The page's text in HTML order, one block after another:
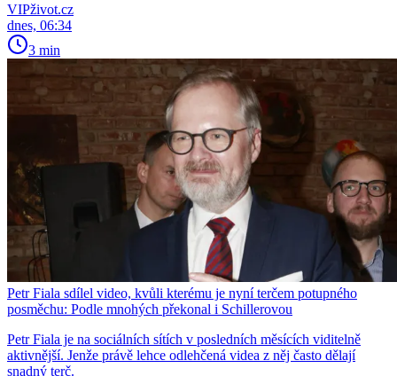
VIPživot.cz
dnes, 06:34
3 min
Petr Fiala sdílel video, kvůli kterému je nyní terčem potupného
posměchu: Podle mnohých překonal i Schillerovou
Petr Fiala je na sociálních sítích v posledních měsících viditelně
aktivnější. Jenže právě lehce odlehčená videa z něj často dělají
snadný terč.